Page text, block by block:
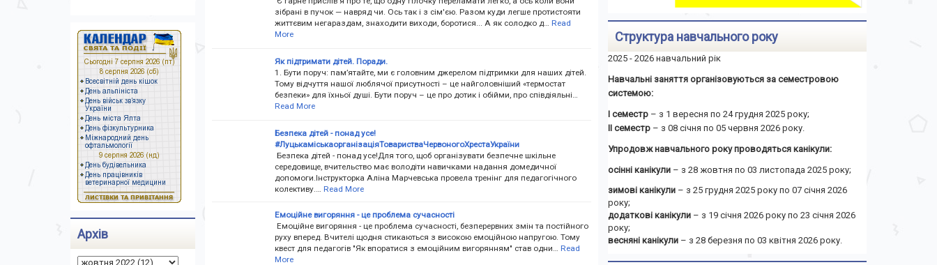
зібрані в пучок — навряд чи. Ось так і з сім'єю. Разом куди легше протистояти
життєвим негараздам, знаходити виходи, боротися... А як солодко д…
Read
More
Як підтримати дітей. Поради.
1. Бути поруч: пам’ятайте, ми є головним джерелом підтримки для наших дітей.
Тому відчуття нашої люблячої присутності – це найголовніший «термостат
безпеки» для їхньої душі. Бути поруч – це про дотик і обійми, про співдіяльні…
Read More
Безпека дітей - понад усе!
#ЛуцькаміськаорганізаціяТоваристваЧервоногоХрестаУкраїни
Безпека дітей - понад усе!Для того, щоб організувати безпечне шкільне
середовище, вчительство має володіти навичками надання домедичної
допомоги.Інструкторка Аліна Марчевська провела тренінг для педагогічного
колективу.…
Read More
Емоційне вигоряння - це проблема сучасності
Емоційне вигоряння - це проблема сучасності, безперервних змін та постійного
руху вперед. Вчителі щодня стикаються з високою емоційною напругою. Тому
квест для педагогів "Як впоратися з емоційним вигорянням" став одни…
Read
More
Архів
Структура навчального року
2025 - 2026 навчальний рік
Навчальні заняття організовуються за семестровою
системою:
І семестр– з 1 вересня по 24 грудня 2025 року;
ІІ семестр– з 08 січня по 05 червня 2026 року.
Упродовж навчального року проводяться канікули:
осінні канікули– з 28 жовтня по 03 листопада 2025 року;
зимові канікули– з 25 грудня 2025 року по 07 січня 2026
року;
додаткові канікули– з 19 січня 2026 року по 23 січня 2026
року;
весняні канікули– з 28 березня по 03 квітня 2026 року.